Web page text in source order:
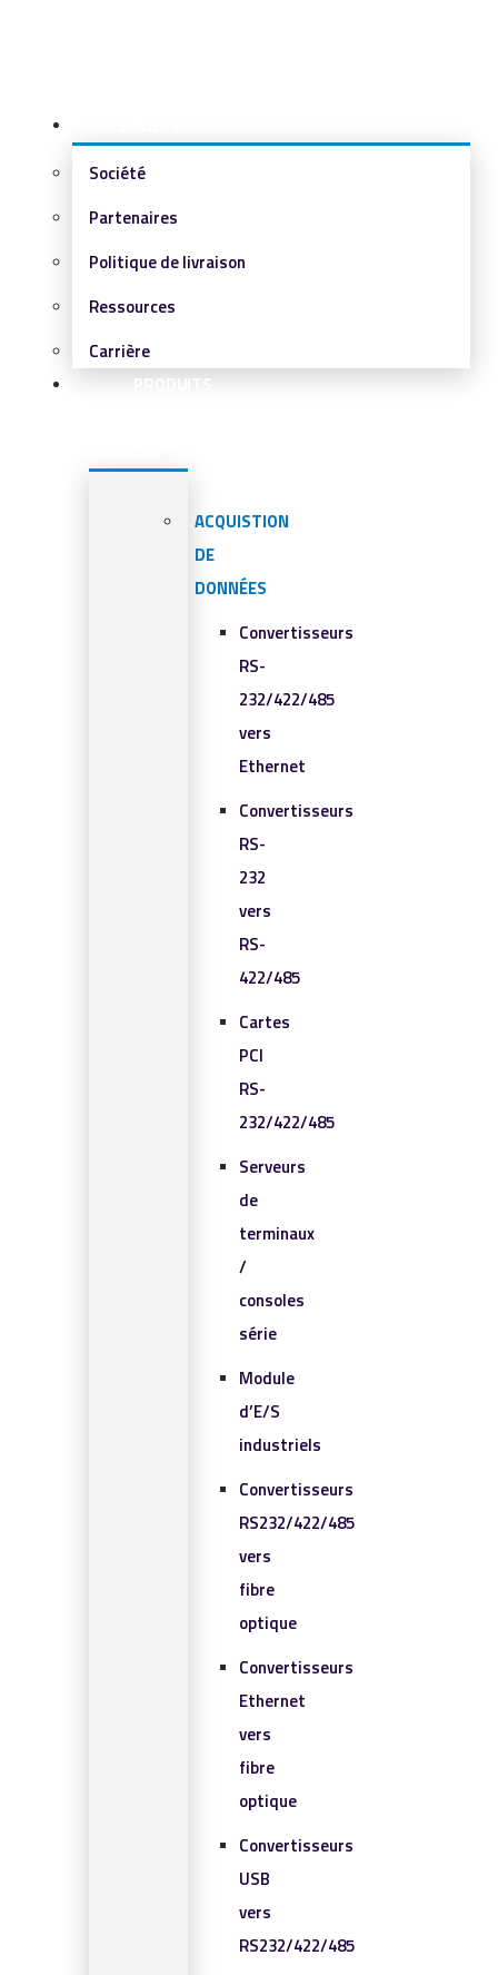
Société
Partenaires
Politique de livraison
Ressources
Carrière
PRODUITS
ACQUISTION
DE
DONNÉES
Convertisseurs
RS-
232/422/485
vers
Ethernet
Convertisseurs
RS-
232
vers
RS-
422/485
Cartes
PCI
RS-
232/422/485
Serveurs
de
terminaux
/
consoles
série
Module
d’E/S
industriels
Convertisseurs
RS232/422/485
vers
fibre
optique
Convertisseurs
Ethernet
vers
fibre
optique
Convertisseurs
USB
vers
RS232/422/485